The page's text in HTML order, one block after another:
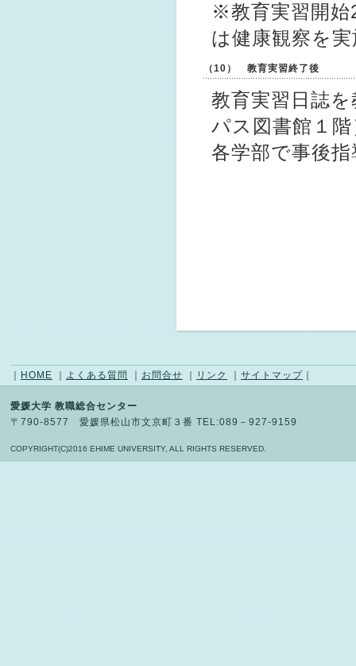
※教育実習開始
は健康観察を
（10） 教育実習終了後
教育実習日誌
パス図書館１
各学部で事後
HOME よくある質問 お問合せ リンク サイトマップ
愛媛大学 教職総合センター
〒790-8577 愛媛県松山市文京町３番 TEL:089－927-9159
COPYRIGHT(C)2016 EHIME UNIVERSITY, ALL RIGHTS RESERVED.